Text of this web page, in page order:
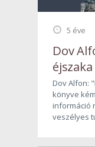
5 éve
Dov
Dov Alfon:
könyve
információ
veszélyes